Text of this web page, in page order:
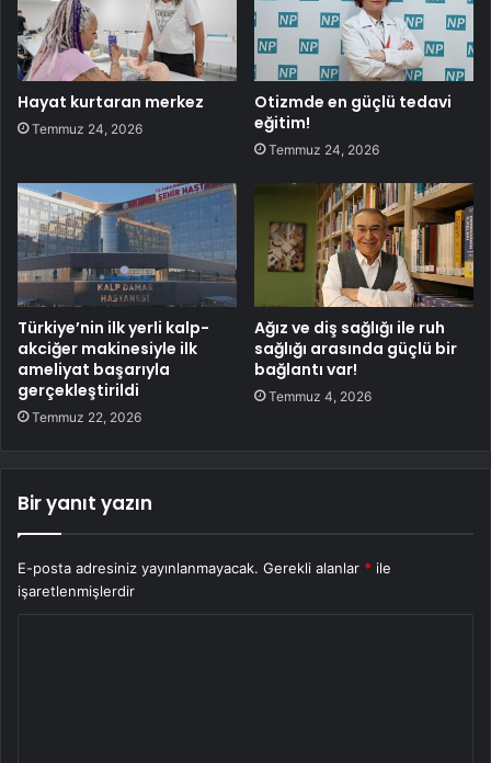
Hayat kurtaran merkez
Temmuz 24, 2026
Otizmde en güçlü tedavi
eğitim!
Temmuz 24, 2026
Türkiye’nin ilk yerli kalp-
akciğer makinesiyle ilk
ameliyat başarıyla
gerçekleştirildi
Temmuz 22, 2026
Ağız ve diş sağlığı ile ruh
sağlığı arasında güçlü bir
bağlantı var!
Temmuz 4, 2026
Bir yanıt yazın
E-posta adresiniz yayınlanmayacak. Gerekli alanlar * ile
işaretlenmişlerdir